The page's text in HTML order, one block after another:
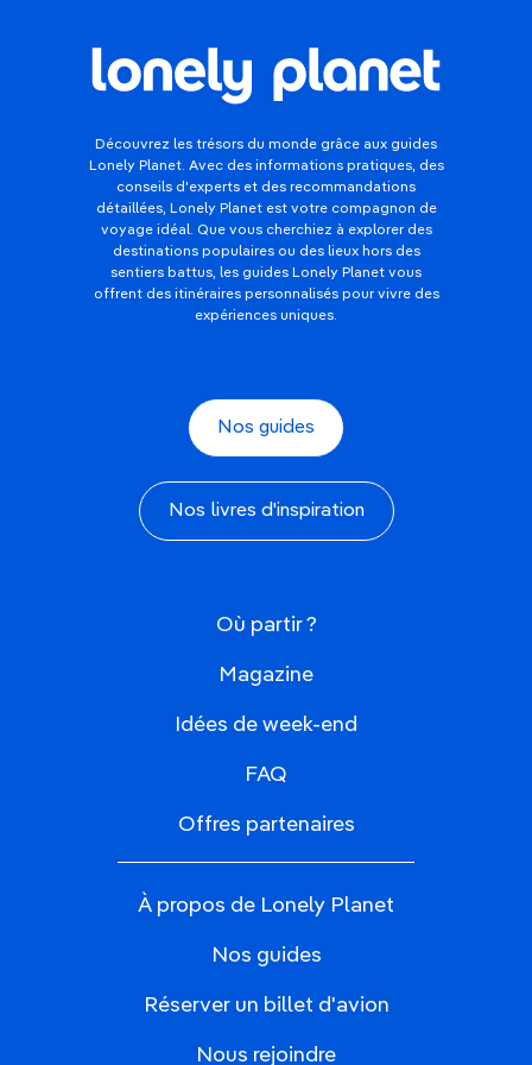
Découvrez les trésors du monde grâce aux guides
Lonely Planet. Avec des informations pratiques, des
conseils d'experts et des recommandations
détaillées, Lonely Planet est votre compagnon de
voyage idéal. Que vous cherchiez à explorer des
destinations populaires ou des lieux hors des
sentiers battus, les guides Lonely Planet vous
offrent des itinéraires personnalisés pour vivre des
expériences uniques.
Nos guides
Nos livres d'inspiration
Où partir ?
Magazine
Idées de week-end
FAQ
Offres partenaires
À propos de Lonely Planet
Nos guides
Réserver un billet d'avion
Nous rejoindre